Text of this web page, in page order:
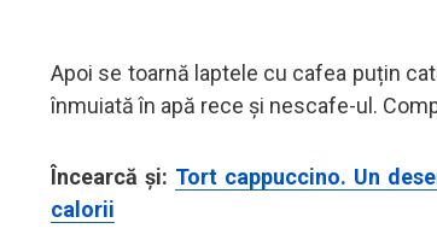
Apoi se toarnă laptele cu cafea puțin
înmuiată în apă rece și nescafe-ul.
Încearcă și: Tort cappuccino. Un
calorii